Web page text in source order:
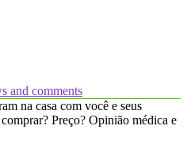
and comments